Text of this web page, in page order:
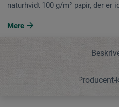
naturhvidt 100 g/m² papir, der er
Mere
Producent-